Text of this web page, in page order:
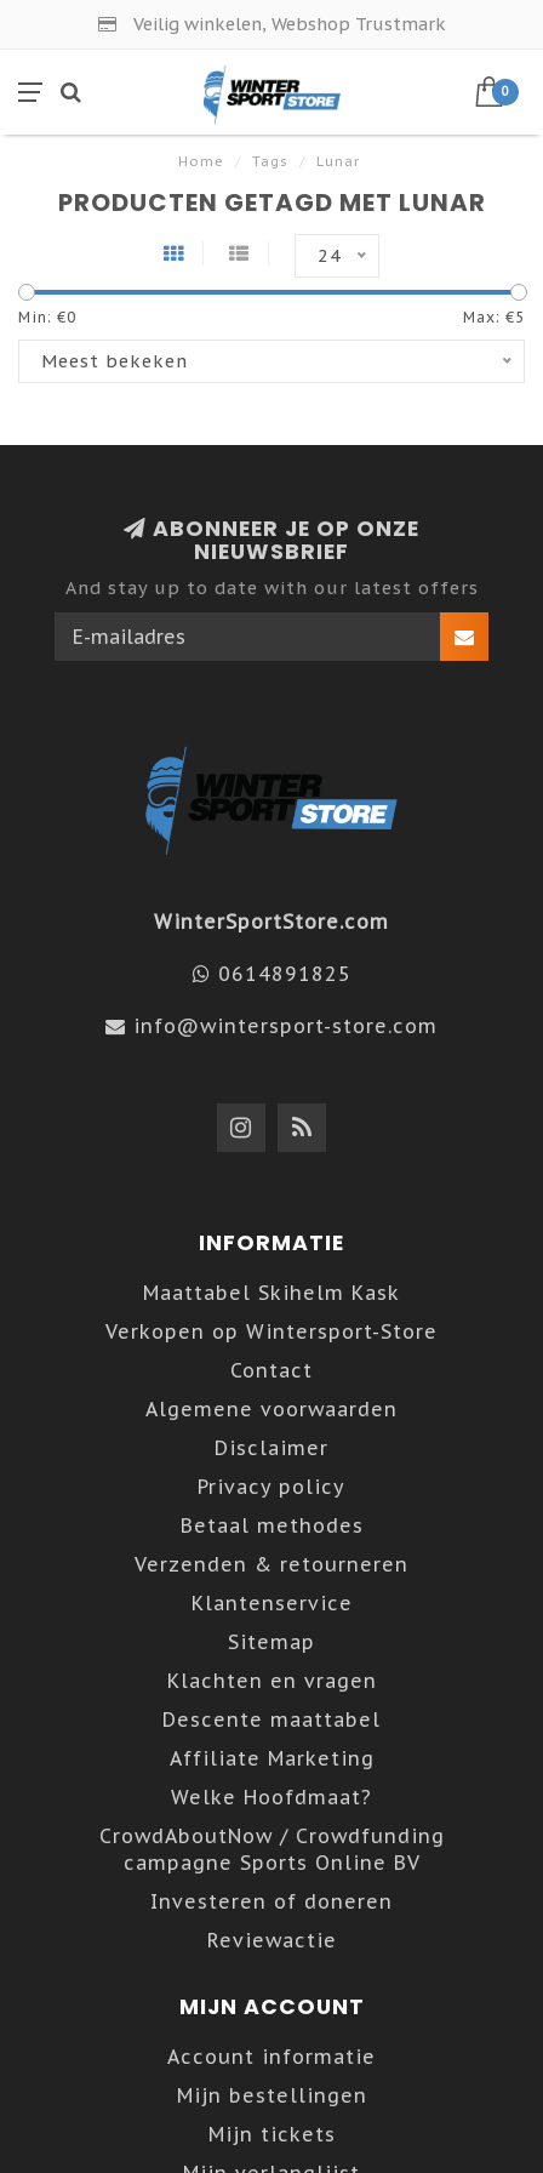
Veilig winkelen, Webshop Trustmark
0
Home / Tags / Lunar
PRODUCTEN GETAGD MET LUNAR
24
Min: €0 Max: €5
Meest bekeken
ABONNEER JE OP ONZE
NIEUWSBRIEF
And stay up to date with our latest offers
WinterSportStore.com
0614891825
info@wintersport-store.com
INFORMATIE
Maattabel Skihelm Kask
Verkopen op Wintersport-Store
Contact
Algemene voorwaarden
Disclaimer
Privacy policy
Betaal methodes
Verzenden & retourneren
Klantenservice
Sitemap
Klachten en vragen
Descente maattabel
Affiliate Marketing
Welke Hoofdmaat?
CrowdAboutNow / Crowdfunding
campagne Sports Online BV
Investeren of doneren
Reviewactie
MIJN ACCOUNT
Account informatie
Mijn bestellingen
Mijn tickets